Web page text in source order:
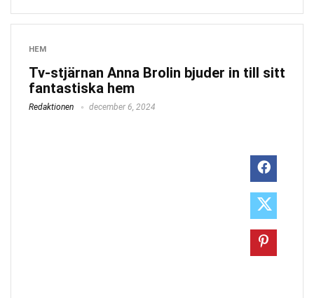
HEM
Tv-stjärnan Anna Brolin bjuder in till sitt
fantastiska hem
Redaktionen december 6, 2024